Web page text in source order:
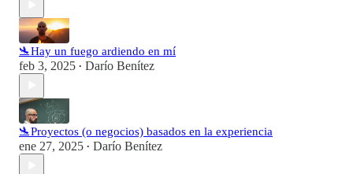
🛬Hay un fuego ardiendo en mí
feb 3, 2025 • Darío Benítez
🛬Proyectos (o negocios) basados en la experiencia
ene 27, 2025 • Darío Benítez